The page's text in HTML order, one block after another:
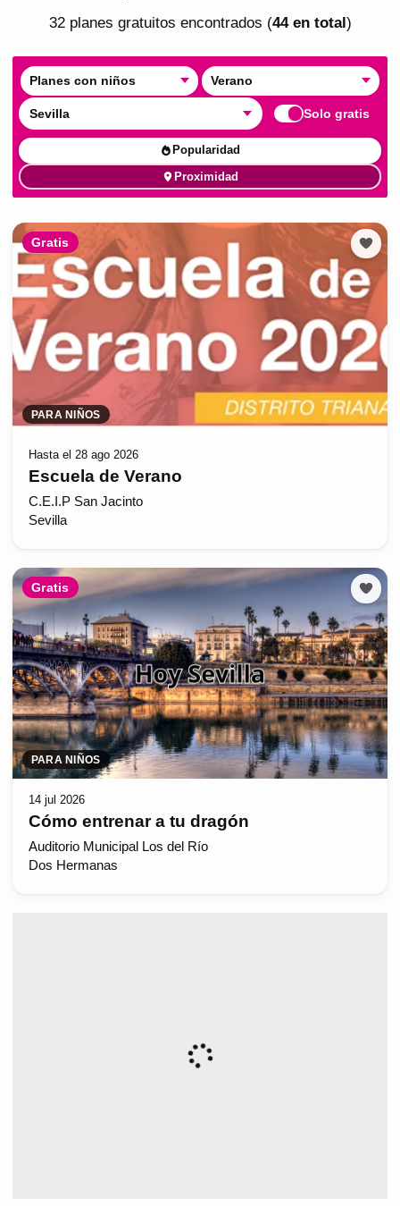
32planes gratuitos encontrados (44en total )
Planes con niños Verano
Sevilla Solo gratis
Popularidad
Proximidad
Gratis
PARA NIÑOS
Hasta el 28 ago 2026
Escuela de Verano
C.E.I.P San Jacinto
Sevilla
Gratis
PARA NIÑOS
14 jul 2026
Cómo entrenar a tu dragón
Auditorio Municipal Los del Río
Dos Hermanas